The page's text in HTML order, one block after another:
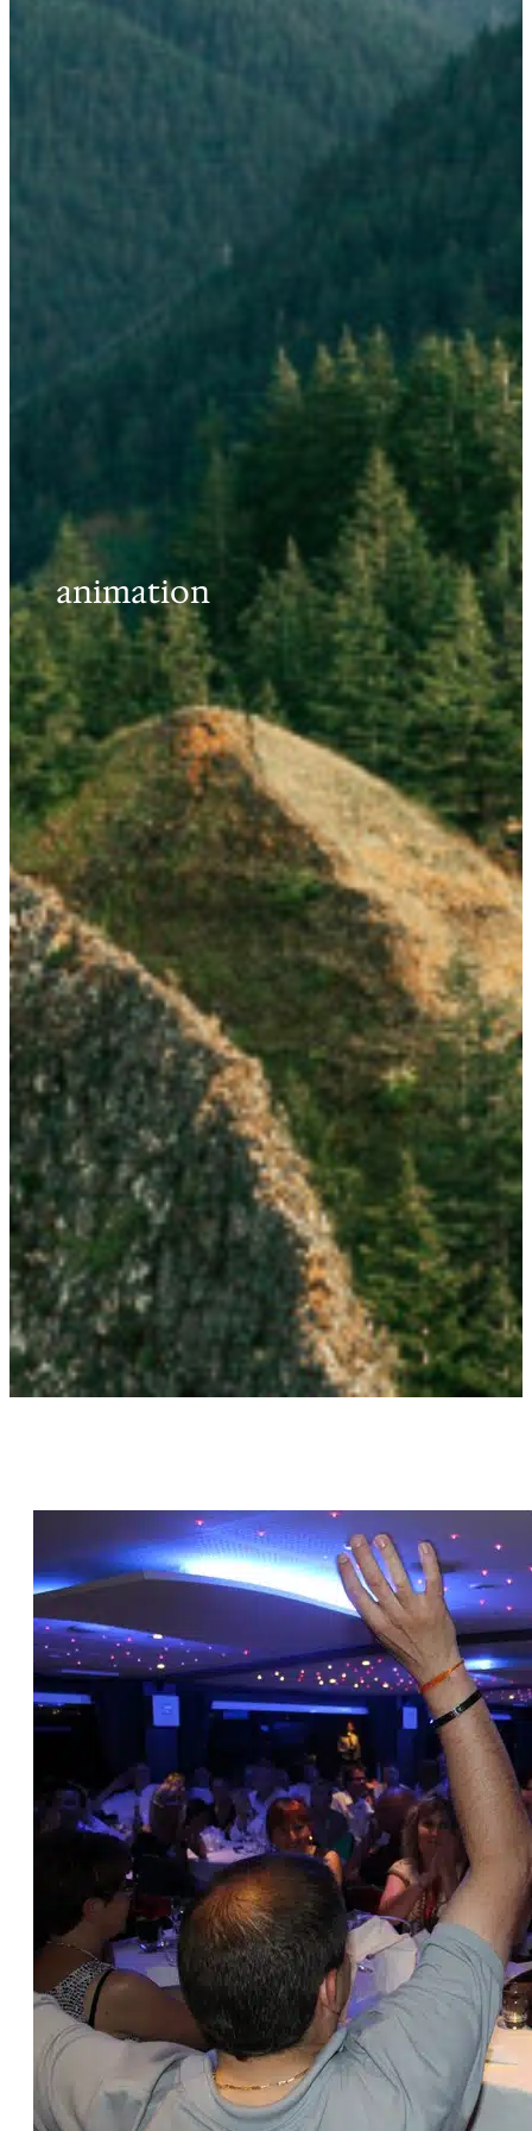
animation
, PHOTOGRAPHY
Les plus beaux team building sur lyon
28 octobre 2013
Les plus belles activités teambuilding sur lyon vous
clients, vos…